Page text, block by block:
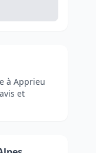
à Apprieu
et